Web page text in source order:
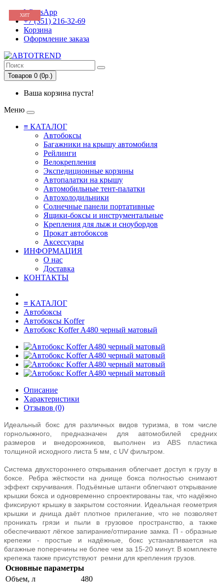
WhatsApp
+7 (351) 216-32-69
Корзина
Оформление заказа
Товаров 0 (0р.)
Ваша корзина пуста!
Меню
≡ КАТАЛОГ
Автобоксы
Багажники на крышу автомобиля
Рейлинги
Велокрепления
Экспедиционные корзины
Автопалатки на крышу
Автомобильные тент-палатки
Автохолодильники
Солнечные панели портативные
Ящики-боксы и инструментальные
Крепления для лыж и сноубордов
Прокат автобоксов
Аксессуары
ИНФОРМАЦИЯ
О нас
Доставка
КОНТАКТЫ
≡ КАТАЛОГ
Автобоксы
Автобоксы Koffer
Автобокс Koffer A480 черный матовый
Описание
Характеристики
Отзывов (0)
Идеальный бокс для различных видов туризма, в том числе
горнолыжного, предназначен для автомобилей средних
размеров и внедорожников, выполнен из ABS пластика
толщиной исходного листа 5 мм, с UV фильтром.
Система двухстороннего открывания облегчает доступ к грузу в
боксе. Ребра жёсткости на днище бокса полностью снимают
эффект скручивания. Подъёмные штанги облегчают открывание
крышки бокса и одновременно спроектированы так, что надёжно
фиксируют крышку в закрытом состоянии. Идеальная геометрия
крышки и днища даёт плотное прилегание, что не позволяет
проникать грязи и пыли в грузовое пространство, а также
обеспечивают лёгкое запирание/отпирание замка. П - образные
крепежи - простые и надёжные, бокс устанавливается на
багажные поперечины не более чем за 15-20 минут. В комплекте
крепежа также присутствуют ремни для крепления грузов.
Основные параметры
Объем, л
480
ХИТ